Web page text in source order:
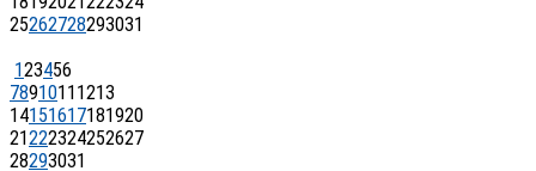
25262728293031
123456
7891011 1213
14151617181920
21222324252627
28293031